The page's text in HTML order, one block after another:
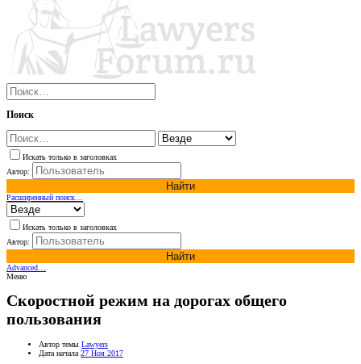
Поиск
Искать только в заголовках
Автор:
Найти
Расширенный поиск…
Искать только в заголовках
Автор:
Найти
Advanced…
Меню
Скоростной режим на дорогах общего
пользования
Автор темы Lawyers
Дата начала 27 Ноя 2017